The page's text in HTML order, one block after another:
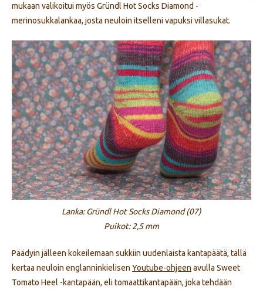
mukaan valikoitui myös Gründl Hot Socks Diamond -
merinosukkalankaa, josta neuloin itselleni vapuksi villasukat.
Lanka: Gründl Hot Socks Diamond (07)
Puikot: 2,5 mm
Päädyin jälleen kokeilemaan sukkiin uudenlaista kantapäätä, tällä
kertaa neuloin englanninkielisen Youtube-ohjeen avulla Sweet
Tomato Heel -kantapään, eli tomaattikantapään, joka tehdään